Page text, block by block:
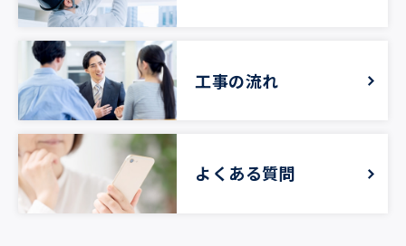
工事の流れ
よくある質問